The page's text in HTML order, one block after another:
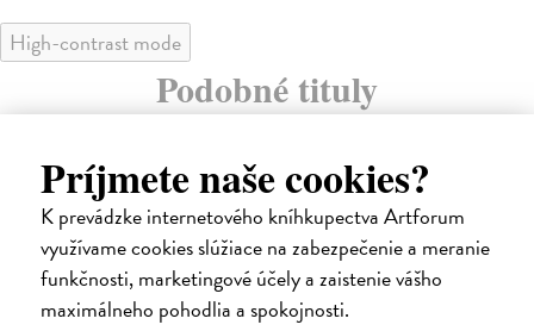
Príjmete naše cookies?
K prevádzke internetového kníhkupectva Artforum
využívame cookies slúžiace na zabezpečenie a meranie
funkčnosti, marketingové účely a zaistenie vášho
maximálneho pohodlia a spokojnosti.
High-contrast mode
Podobné tituly